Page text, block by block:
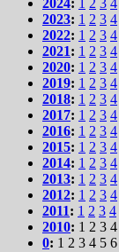
2024: 1 2 3 4
2023: 1 2 3 4
2022: 1 2 3 4
2021: 1 2 3 4
2020: 1 2 3 4
2019: 1 2 3 4
2018: 1 2 3 4
2017: 1 2 3 4
2016: 1 2 3 4
2015: 1 2 3 4
2014: 1 2 3 4
2013: 1 2 3 4
2012: 1 2 3 4
2011: 1 2 3 4
2010: 1 2 3 4
0: 1 2 3 4 5 6